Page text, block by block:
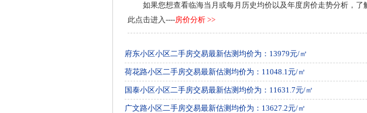
如果您想查看临海当月或每月历史均价以及年度房价走势分析，
此点击进入----房价分析 >>
府东小区小区二手房交易最新估测均价为：13979元/㎡
荷花路小区二手房交易最新估测均价为：11048.1元/㎡
国泰小区小区二手房交易最新估测均价为：11631.7元/㎡
广文路小区二手房交易最新估测均价为：13627.2元/㎡